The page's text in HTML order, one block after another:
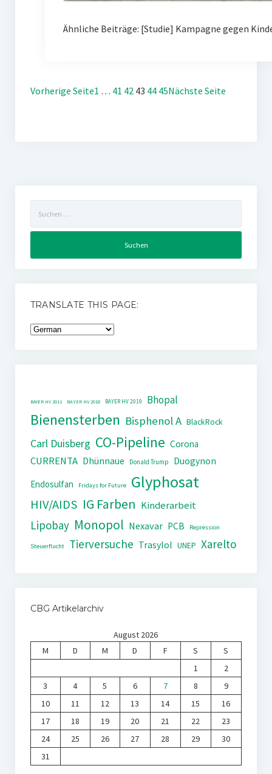
Ähnliche Beiträge: [Studie] Kampagne gegen
Vorherige Seite1 … 41 42 43 44 45Nächste Seite
nach:
TRANSLATE THIS PAGE:
BAYER HV 2011 BAYER HV 2018 BAYER HV 2019 Bhopal
Bienensterben Bisphenol A BlackRock
Carl Duisberg CO-Pipeline Corona
CURRENTA Dhünnaue Donald Trump
Duogynon
Endosulfan
Fridays for Future Glyphosat
HIV/AIDS IG Farben Kinderarbeit
Lipobay Monopol Nexavar PCB Repression
Steuerflucht Tierversuche Trasylol UNEP Xarelto
CBG Artikelarchiv
August 2026
M
D M D F S
S
1
2
3
4 5 6 7 8
9
10
11 12 13 14 15
16
17
18 19 20 21 22
23
24
25 26 27 28 29
30
31